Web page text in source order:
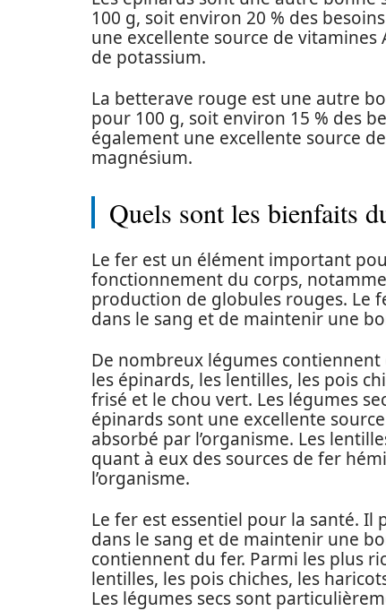
100 g, soit environ 20 % des
une excellente source de vitamines
de potassium.
La betterave rouge est une autre
pour 100 g, soit environ 15 % des
également une excellente source
magnésium.
Quels sont les bienfaits
Le fer est un élément important
fonctionnement du corps,
production de globules rouges. Le
dans le sang et de maintenir une
De nombreux légumes
les épinards, les lentilles, les pois
frisé et le chou vert. Les légumes
épinards sont une excellente
absorbé par l’organisme. Les
quant à eux des sources de fer
l’organisme.
Le fer est essentiel pour la santé.
dans le sang et de maintenir une
contiennent du fer. Parmi les plus
lentilles, les pois chiches, les
Les légumes secs sont